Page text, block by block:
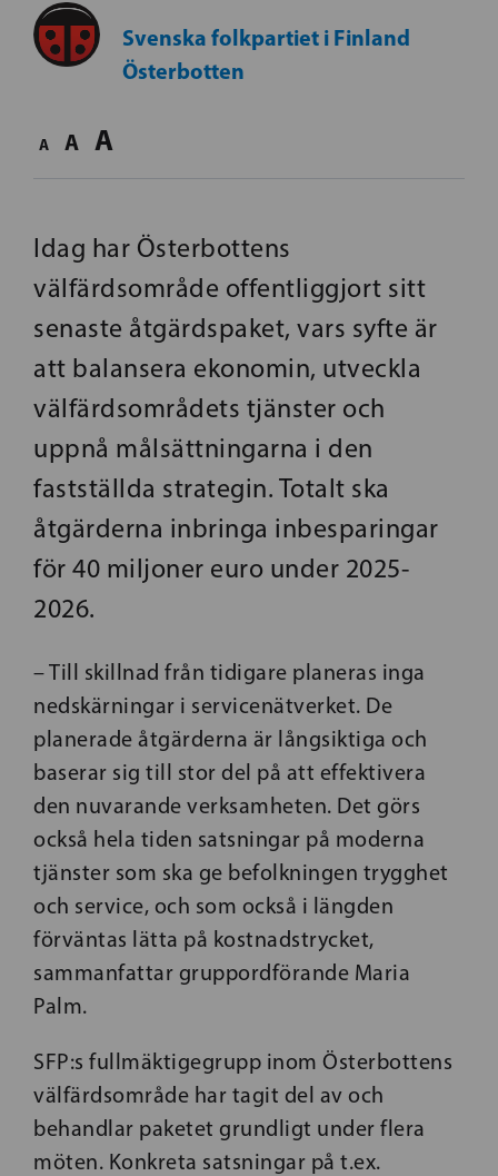
Svenska folkpartiet i Finland
Österbotten
A A A
Idag har Österbottens
välfärdsområde offentliggjort sitt
senaste åtgärdspaket, vars syfte är
att balansera ekonomin, utveckla
välfärdsområdets tjänster och
uppnå målsättningarna i den
fastställda strategin. Totalt ska
åtgärderna inbringa inbesparingar
för 40 miljoner euro under 2025-
2026.
– Till skillnad från tidigare planeras inga
nedskärningar i servicenätverket. De
planerade åtgärderna är långsiktiga och
baserar sig till stor del på att effektivera
den nuvarande verksamheten. Det görs
också hela tiden satsningar på moderna
tjänster som ska ge befolkningen trygghet
och service, och som också i längden
förväntas lätta på kostnadstrycket,
sammanfattar gruppordförande Maria
Palm.
SFP:s fullmäktigegrupp inom Österbottens
välfärdsområde har tagit del av och
behandlar paketet grundligt under flera
möten. Konkreta satsningar på t.ex.